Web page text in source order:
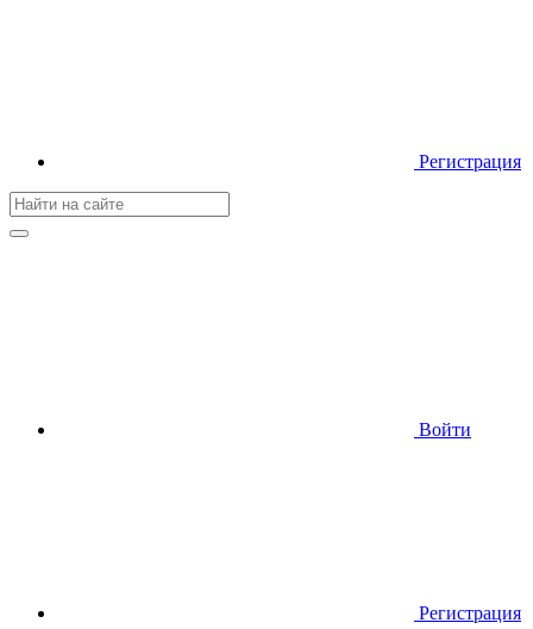
Регистрация
Войти
Регистрация